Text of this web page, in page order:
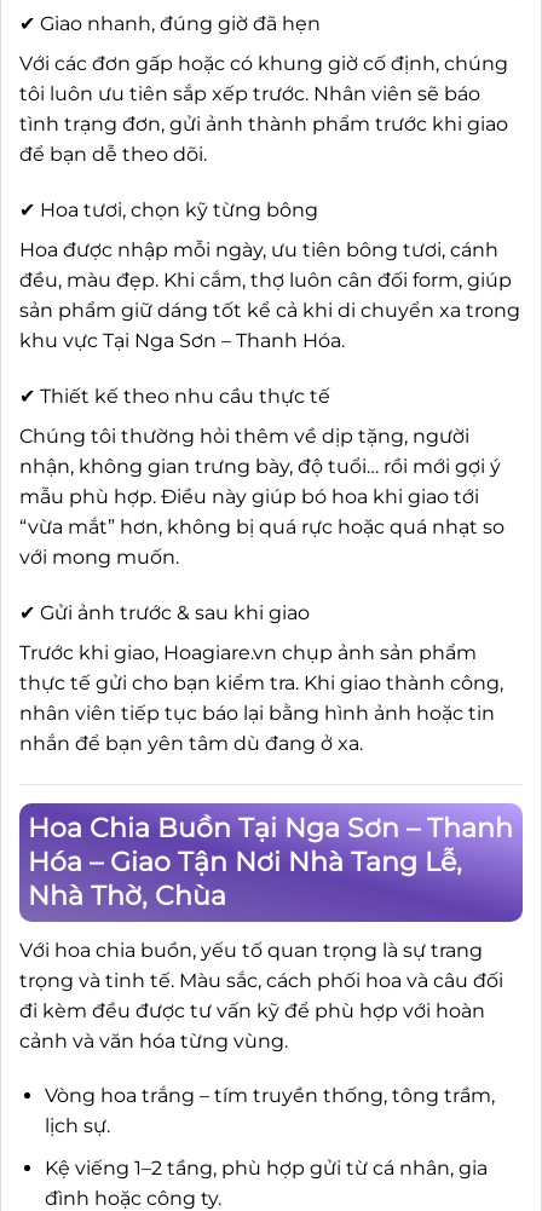
✔ Giao nhanh, đúng giờ đã hẹn
Với các đơn gấp hoặc có khung giờ cố định, chúng
tôi luôn ưu tiên sắp xếp trước. Nhân viên sẽ báo
tình trạng đơn, gửi ảnh thành phẩm trước khi giao
để bạn dễ theo dõi.
✔ Hoa tươi, chọn kỹ từng bông
Hoa được nhập mỗi ngày, ưu tiên bông tươi, cánh
đều, màu đẹp. Khi cắm, thợ luôn cân đối form, giúp
sản phẩm giữ dáng tốt kể cả khi di chuyển xa trong
khu vực Tại Nga Sơn – Thanh Hóa.
✔ Thiết kế theo nhu cầu thực tế
Chúng tôi thường hỏi thêm về dịp tặng, người
nhận, không gian trưng bày, độ tuổi… rồi mới gợi ý
mẫu phù hợp. Điều này giúp bó hoa khi giao tới
“vừa mắt” hơn, không bị quá rực hoặc quá nhạt so
với mong muốn.
✔ Gửi ảnh trước & sau khi giao
Trước khi giao, Hoagiare.vn chụp ảnh sản phẩm
thực tế gửi cho bạn kiểm tra. Khi giao thành công,
nhân viên tiếp tục báo lại bằng hình ảnh hoặc tin
nhắn để bạn yên tâm dù đang ở xa.
Hoa Chia Buồn Tại Nga Sơn – Thanh
Hóa – Giao Tận Nơi Nhà Tang Lễ,
Nhà Thờ, Chùa
Với hoa chia buồn, yếu tố quan trọng là sự trang
trọng và tinh tế. Màu sắc, cách phối hoa và câu đối
đi kèm đều được tư vấn kỹ để phù hợp với hoàn
cảnh và văn hóa từng vùng.
Vòng hoa trắng – tím truyền thống, tông trầm,
lịch sự.
Kệ viếng 1–2 tầng, phù hợp gửi từ cá nhân, gia
đình hoặc công ty.